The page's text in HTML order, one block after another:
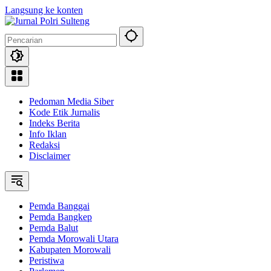
Langsung ke konten
Pedoman Media Siber
Kode Etik Jurnalis
Indeks Berita
Info Iklan
Redaksi
Disclaimer
Pemda Banggai
Pemda Bangkep
Pemda Balut
Pemda Morowali Utara
Kabupaten Morowali
Peristiwa